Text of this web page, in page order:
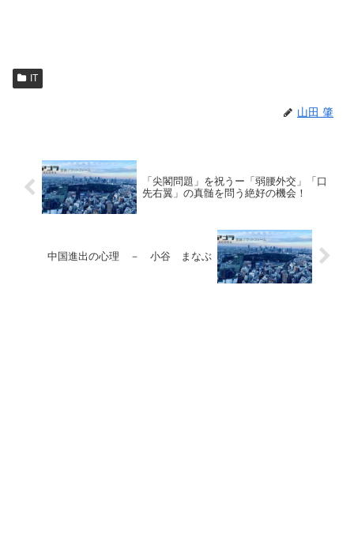
IT
山田 肇
「尖閣問題」を祝うー「弱腰外交」「口
先右翼」の真髄を問う絶好の機会！
中国進出の心理 － 小谷 まなぶ